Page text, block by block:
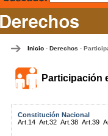
Inicio- Derechos -
Participación
Constitución Nacional
Art.14 Art.32 Art.38 Art.39